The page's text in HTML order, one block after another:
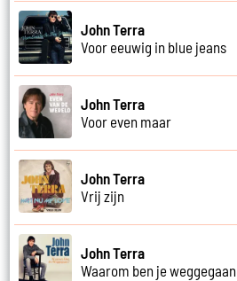
John Terra
Voor eeuwig in blue jeans
John Terra
Voor even maar
John Terra
Vrij zijn
John Terra
Waarom ben je weggegaan